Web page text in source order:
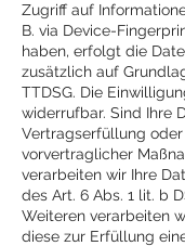
Zugriff auf
B. via Device-
haben, erfolgt die
zusätzlich auf
TTDSG. Die
widerrufbar. Sind Ihre
Vertragserfüllung
vorvertraglicher
verarbeiten wir Ihre
des Art. 6 Abs. 1 lit. b
Weiteren verarbeiten
diese zur Erfüllung